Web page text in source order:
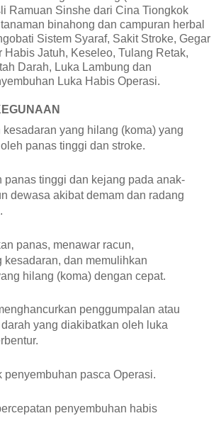
Ramuan Sinshe dari Cina Tiongkok
binahong dan campuran herbal
Sistem Syaraf, Sakit Stroke, Gegar
Habis Jatuh, Keseleo, Tulang Retak,
Darah, Luka Lambung dan
Luka Habis Operasi.
kesadaran yang hilang (koma) yang
panas tinggi dan stroke.
panas tinggi dan kejang pada anak-
dewasa akibat demam dan radang
panas, menawar racun,
kesadaran, dan memulihkan
hilang (koma) dengan cepat.
penggumpalan atau
yang diakibatkan oleh luka
penyembuhan pasca Operasi.
penyembuhan habis